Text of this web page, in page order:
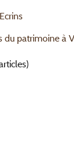
du patrimoine à